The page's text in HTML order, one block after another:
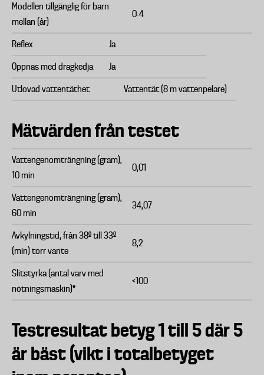
Modellen tillgänglig för barn
mellan (år)
0-4
Reflex Ja
Öppnas med dragkedja Ja
Utlovad vattentäthet Vattentät (8 m vattenpelare)
Mätvärden från testet
Vattengenomträngning (gram),
10 min
0,01
Vattengenomträngning (gram),
60 min
34,07
Avkylningstid, från 38º till 33º
(min) torr vante
8,2
Slitstyrka (antal varv med
nötningsmaskin)*
<100
Testresultat betyg 1 till 5 där 5
är bäst (vikt i totalbetyget